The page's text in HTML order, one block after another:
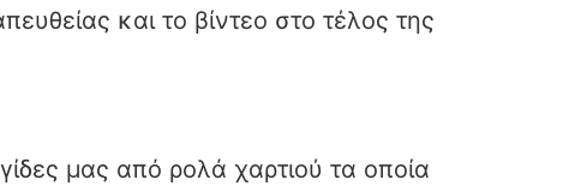
και το βίντεο στο τέλος της
μας από ρολά χαρτιού τα οποία